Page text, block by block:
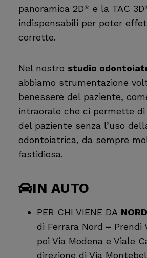
panoramica 2D* e la TAC
indispensabili per poter
corrette.
Nel nostro studio
abbiamo strumentazione
benessere del paziente,
intraorale che ci permette
del paziente senza l’uso
odontoiatrica, da sempre
fastidiosa.
IN AUTO
PER CHI VIENE DA NORD
di Ferrara Nord – Prendi
poi Via Modena e Viale
direzione di Via